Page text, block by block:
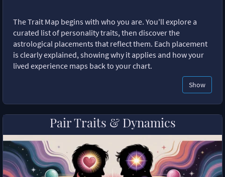
The Trait Map begins with who you are. You'll explore a
curated list of personality traits, then discover the
astrological placements that reflect them. Each placement
is clearly explained, showing why it applies and how your
lived experience maps back to your chart.
Show
Pair Traits & Dynamics